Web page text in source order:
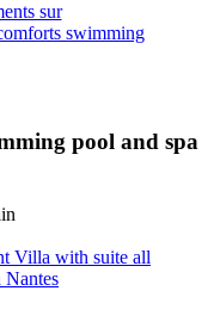
sur
swimming
pool and spa
Villa with suite all
Nantes